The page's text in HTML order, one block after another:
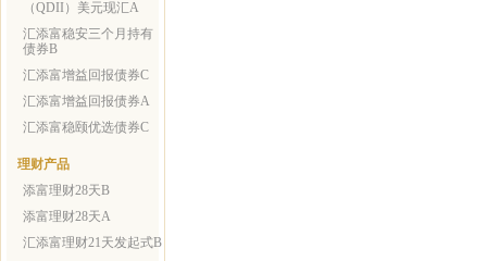
（QDII）美元现汇A
汇添富稳安三个月持有
债券B
汇添富增益回报债券C
汇添富增益回报债券A
汇添富稳颐优选债券C
理财产品
添富理财28天B
添富理财28天A
汇添富理财21天发起式B